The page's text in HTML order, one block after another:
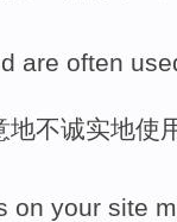
are often
地不诚实地使
on your site